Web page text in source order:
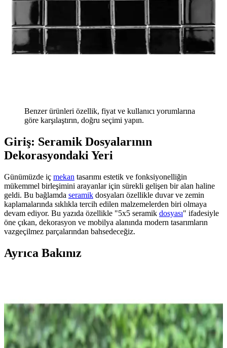
Benzer ürünleri özellik, fiyat ve kullanıcı yorumlarına
göre karşılaştırın, doğru seçimi yapın.
Giriş: Seramik Dosyalarının
Dekorasyondaki Yeri
Günümüzde iç mekan tasarımı estetik ve fonksiyonelliğin
mükemmel birleşimini arayanlar için sürekli gelişen bir alan haline
geldi. Bu bağlamda seramik dosyaları özellikle duvar ve zemin
kaplamalarında sıklıkla tercih edilen malzemelerden biri olmaya
devam ediyor. Bu yazıda özellikle "5x5 seramik dosyası" ifadesiyle
öne çıkan, dekorasyon ve mobilya alanında modern tasarımların
vazgeçilmez parçalarından bahsedeceğiz.
Ayrıca Bakınız
Palm Springs'te bir yıl süren yenileme, orijinal mimari detayları
koruyarak modern ve özgün tasarım anlayışıyla yeniden
şekillendirildi. Kırmızı zellige karolar ve dayanıklı malzeme seçimi
evin karakterini güçlendiriyor.